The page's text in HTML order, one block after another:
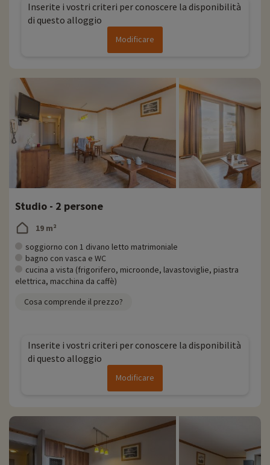
Inserite i vostri criteri per conoscere la disponibilità
di questo alloggio
Modificare
Studio - 2 persone
19 m²
soggiorno con 1 divano letto matrimoniale
bagno con vasca e WC
cucina a vista (frigorifero, microonde, lavastoviglie, piastra
elettrica, macchina da caffè)
Cosa comprende il prezzo?
Inserite i vostri criteri per conoscere la disponibilità
di questo alloggio
Modificare